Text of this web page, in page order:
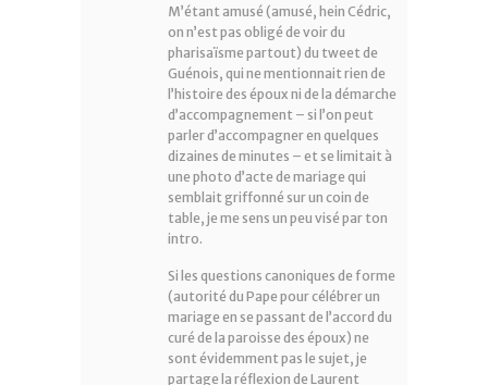
M’étant amusé (amusé, hein Cédric,
on n’est pas obligé de voir du
pharisaïsme partout) du tweet de
Guénois, qui ne mentionnait rien de
l’histoire des époux ni de la démarche
d’accompagnement – si l’on peut
parler d’accompagner en quelques
dizaines de minutes – et se limitait à
une photo d’acte de mariage qui
semblait griffonné sur un coin de
table, je me sens un peu visé par ton
intro.
Si les questions canoniques de forme
(autorité du Pape pour célébrer un
mariage en se passant de l’accord du
curé de la paroisse des époux) ne
sont évidemment pas le sujet, je
partage la réflexion de Laurent